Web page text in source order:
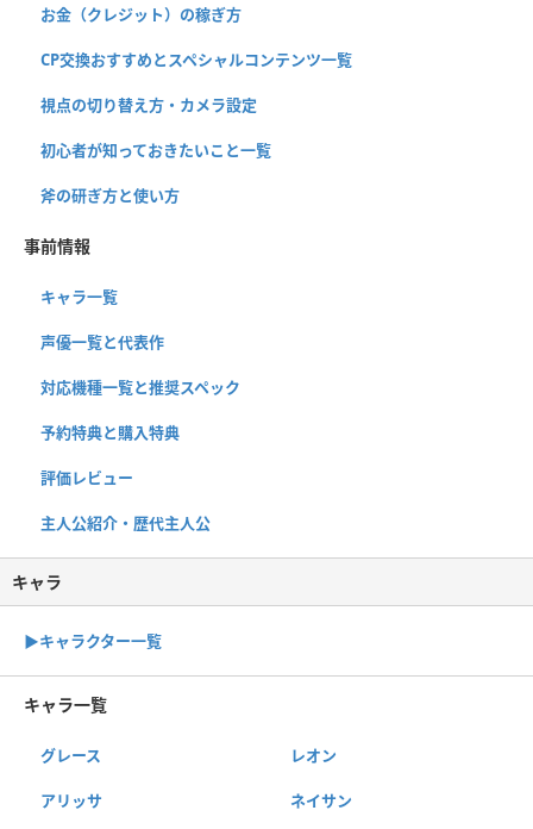
お金（クレジット）の稼ぎ方
CP交換おすすめとスペシャルコンテンツ一覧
視点の切り替え方・カメラ設定
初心者が知っておきたいこと一覧
斧の研ぎ方と使い方
事前情報
キャラ一覧
声優一覧と代表作
対応機種一覧と推奨スペック
予約特典と購入特典
評価レビュー
主人公紹介・歴代主人公
キャラ
▶キャラクター一覧
キャラ一覧
グレース レオン
アリッサ ネイサン